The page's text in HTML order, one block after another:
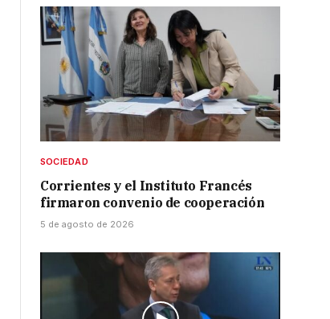
SOCIEDAD
Corrientes y el Instituto Francés
firmaron convenio de cooperación
5 de agosto de 2026